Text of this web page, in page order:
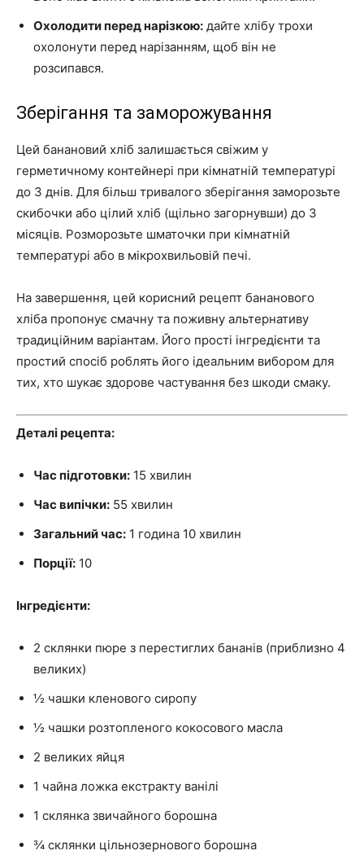
Охолодити перед нарізкою: дайте хлібу трохи
охолонути перед нарізанням, щоб він не
розсипався.
Зберігання та заморожування
Цей банановий хліб залишається свіжим у
герметичному контейнері при кімнатній температурі
до 3 днів. Для більш тривалого зберігання заморозьте
скибочки або цілий хліб (щільно загорнувши) до 3
місяців. Розморозьте шматочки при кімнатній
температурі або в мікрохвильовій печі.
На завершення, цей корисний рецепт бананового
хліба пропонує смачну та поживну альтернативу
традиційним варіантам. Його прості інгредієнти та
простий спосіб роблять його ідеальним вибором для
тих, хто шукає здорове частування без шкоди смаку.
Деталі рецепта:
Час підготовки: 15 хвилин
Час випічки: 55 хвилин
Загальний час: 1 година 10 хвилин
Порції: 10
Інгредієнти:
2 склянки пюре з перестиглих бананів (приблизно 4
великих)
½ чашки кленового сиропу
½ чашки розтопленого кокосового масла
2 великих яйця
1 чайна ложка екстракту ванілі
1 склянка звичайного борошна
¾ склянки цільнозернового борошна